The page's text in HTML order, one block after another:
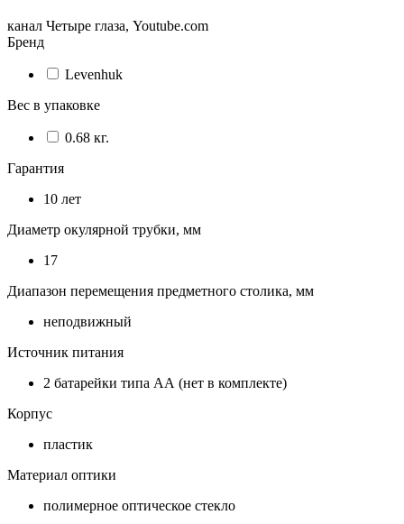
канал Четыре глаза, Youtube.com
Бренд
Levenhuk
Вес в упаковке
0.68 кг.
Гарантия
10 лет
Диаметр окулярной трубки, мм
17
Диапазон перемещения предметного столика, мм
неподвижный
Источник питания
2 батарейки типа АА (нет в комплекте)
Корпус
пластик
Материал оптики
полимерное оптическое стекло